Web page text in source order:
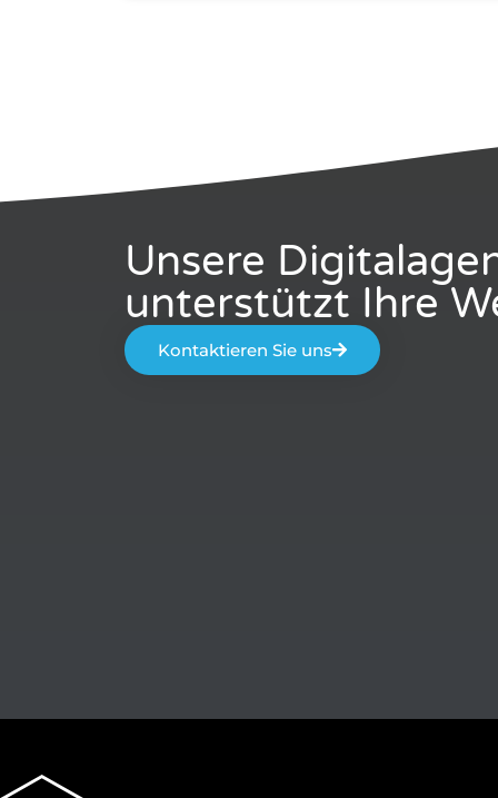
Unsere
unterstützt Ihre
Kontaktieren Sie uns